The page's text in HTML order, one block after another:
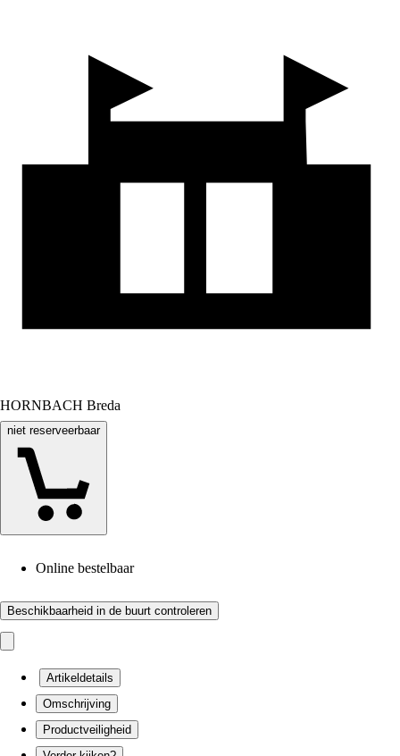
HORNBACH Breda
niet reserveerbaar
Online bestelbaar
Beschikbaarheid in de buurt controleren
Artikeldetails
Omschrijving
Productveiligheid